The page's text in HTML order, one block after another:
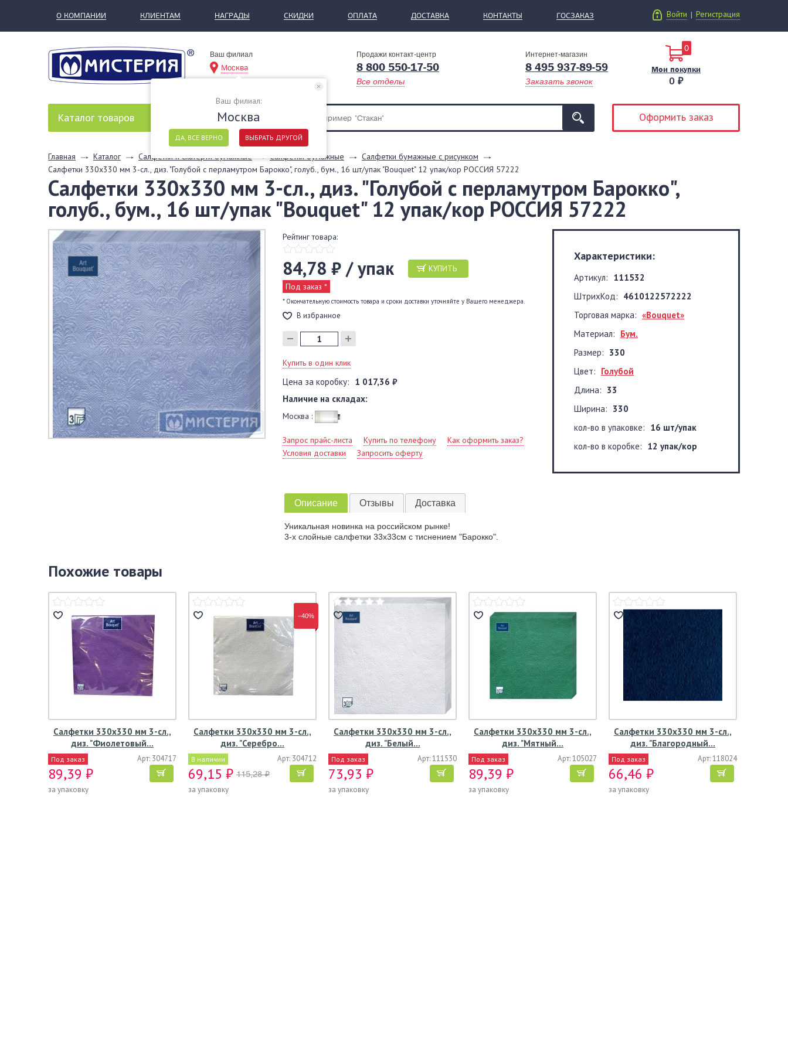
О КОМПАНИИ КЛИЕНТАМ НАГРАДЫ СКИДКИ ОПЛАТА ДОСТАВКА КОНТАКТЫ ГОСЗАКАЗ Войти | Регистрация
Ваш филиал
Москва
Продажи контакт-центр
8 800 550-17-50
Все отделы
Ваш филиал:
Москва
ДА, ВСЕ ВЕРНО ВЫБРАТЬ ДРУГОЙ
Интернет-магазин
8 495 937-89-59
Заказать звонок
0
Мои покупки
0 ₽
Каталог товаров Оформить заказ
Главная Каталог Салфетки и скатерти бумажные Салфетки бумажные
Салфетки бумажные с рисунком
Салфетки 330х330 мм 3-сл., диз. "Голубой с перламутром Барокко", голуб., бум., 16 шт/упак "Bouquet" 12 упак/кор РОССИЯ 57222
Салфетки 330х330 мм 3-сл., диз. "Голубой с перламутром Барокко",
голуб., бум., 16 шт/упак "Bouquet" 12 упак/кор РОССИЯ 57222
Характеристики:
Артикул: 111532
ШтрихКод: 4610122572222
Торговая марка: «Bouquet»
Материал: Бум.
Размер: 330
Цвет: Голубой
Длина: 33
Ширина: 330
кол-во в упаковке: 16 шт/упак
кол-во в коробке: 12 упак/кор
Рейтинг товара:
84,78 ₽ / упак КУПИТЬ
Под заказ *
* Окончательную стоимость товара и сроки доставки уточняйте у Вашего менеджера.
В избранное
Купить в один клик
Цена за коробку: 1 017,36 ₽
Наличие на складах:
Москва :
Запрос прайс-листа Купить по телефону
Как оформить заказ?
Условия доставки
Запросить оферту
Описание Отзывы Доставка
Уникальная новинка на российском рынке!
3-х слойные салфетки 33х33см с тиснением "Барокко".
Похожие товары
Салфетки 330х330 мм 3-сл.,
диз. "Фиолетовый…
Под заказ Арт: 304717
89,39 ₽
за упаковку
−40%
Салфетки 330х330 мм 3-сл.,
диз. "Серебро…
В наличии Арт: 304712
69,15 ₽ 115,28 ₽
за упаковку
Салфетки 330х330 мм 3-сл.,
диз. "Белый…
Под заказ Арт: 111530
73,93 ₽
за упаковку
Салфетки 330х330 мм 3-сл.,
диз. "Мятный…
Под заказ Арт: 105027
89,39 ₽
за упаковку
Салфетки 330х330 мм 3-сл.,
диз. "Благородный…
Под заказ Арт: 118024
66,46 ₽
за упаковку